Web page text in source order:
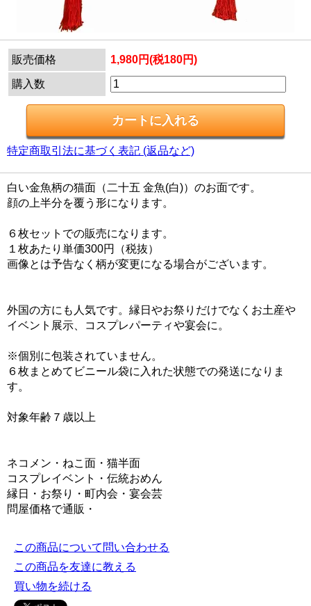
販売価格 1,980円(税180円)
購入数
特定商取引法に基づく表記 (返品など)
白い金魚柄の猫面（二十五 金魚(白)）のお面です。
顔の上半分を覆う形になります。
６枚セットでの販売になります。
１枚あたり単価300円（税抜）
画像とは予告なく柄が変更になる場合がございます。
外国の方にも人気です。縁日やお祭りだけでなくお土産や
イベント展示、コスプレパーティや宴会に。
※個別に包装されていません。
６枚まとめてビニール袋に入れた状態での発送になりま
す。
対象年齢７歳以上
ネコメン・ねこ面・猫半面
コスプレイベント・伝統おめん
縁日・お祭り・町内会・宴会芸
問屋価格で通販・
この商品について問い合わせる
この商品を友達に教える
買い物を続ける